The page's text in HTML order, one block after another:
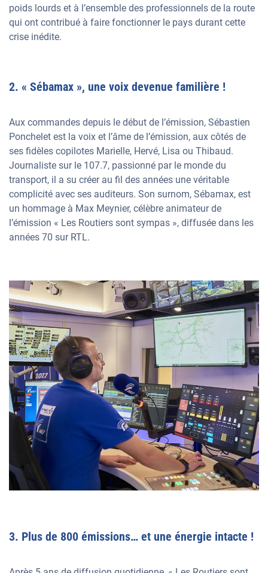
poids lourds et à l’ensemble des professionnels de la route
qui ont contribué à faire fonctionner le pays durant cette
crise inédite.
2. « Sébamax », une voix devenue familière !
Aux commandes depuis le début de l’émission, Sébastien
Ponchelet est la voix et l’âme de l’émission, aux côtés de
ses fidèles copilotes Marielle, Hervé, Lisa ou Thibaud.
Journaliste sur le 107.7, passionné par le monde du
transport, il a su créer au fil des années une véritable
complicité avec ses auditeurs. Son surnom, Sébamax, est
un hommage à Max Meynier, célèbre animateur de
l’émission « Les Routiers sont sympas », diffusée dans les
années 70 sur RTL.
3. Plus de 800 émissions… et une énergie intacte !